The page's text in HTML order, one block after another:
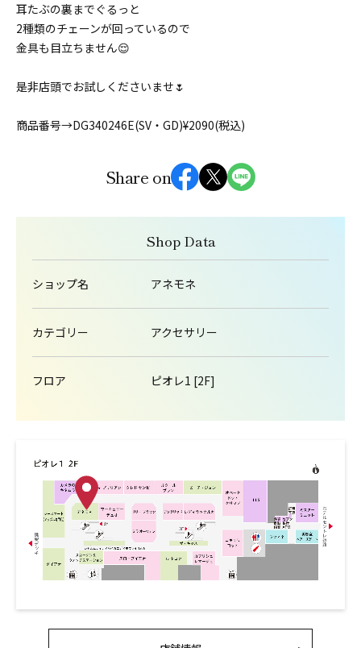
耳たぶの裏までぐるっと
2種類のチェーンが回っているので
金具も目立ちません😌
是非店頭でお試しくださいませ🌷
商品番号→DG340246E(SV・GD)¥2090(税込)
Share on
Shop Data
ショップ名 アネモネ
カテゴリー アクセサリー
フロア ピオレ1 [2F]